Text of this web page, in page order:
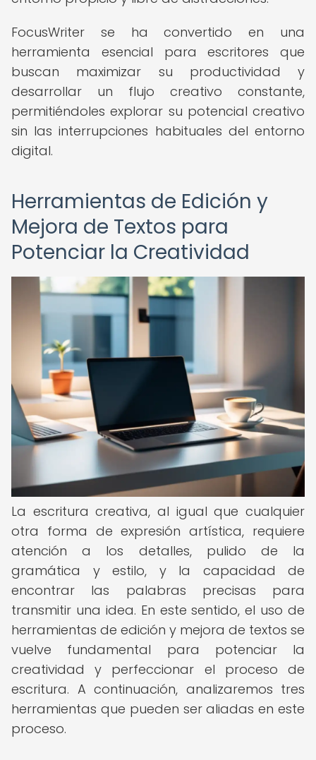
FocusWriter se ha convertido en una
herramienta esencial para escritores que
buscan maximizar su productividad y
desarrollar un flujo creativo constante,
permitiéndoles explorar su potencial creativo
sin las interrupciones habituales del entorno
digital.
Herramientas de Edición y
Mejora de Textos para
Potenciar la Creatividad
La escritura creativa, al igual que cualquier
otra forma de expresión artística, requiere
atención a los detalles, pulido de la
gramática y estilo, y la capacidad de
encontrar las palabras precisas para
transmitir una idea. En este sentido, el uso de
herramientas de edición y mejora de textos se
vuelve fundamental para potenciar la
creatividad y perfeccionar el proceso de
escritura. A continuación, analizaremos tres
herramientas que pueden ser aliadas en este
proceso.